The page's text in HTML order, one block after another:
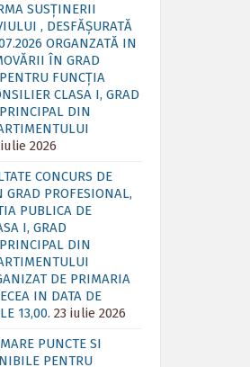
SUSȚINERII
, DESFĂȘURATĂ
ORGANZATĂ IN
ÎN GRAD
FUNCȚIA
CLASA I, GRAD
DIN
2026
CONCURS DE
GRAD PROFESIONAL,
PUBLICA DE
I, GRAD
DIN
DE PRIMARIA
IN DATA DE
13,00. 23 iulie 2026
PUNCTE SI
PENTRU